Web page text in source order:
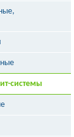
на льду»
системы